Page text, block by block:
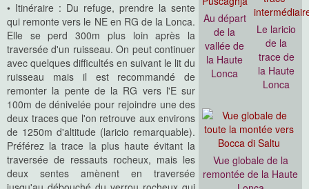
Au départ
de la
vallée de
la Haute
Lonca
Le laricio
de la
trace de
la Haute
Lonca
Vue globale de la
remontée de la Haute
• Itinéraire : Du refuge, prendre la sente
qui remonte vers le NE en RG de la Lonca.
Elle se perd 300m plus loin après la
traversée d'un ruisseau. On peut continuer
avec quelques difficultés en suivant le lit du
ruisseau mais il est recommandé de
remonter la pente de la RG vers l'E sur
100m de dénivelée pour rejoindre une des
deux traces que l'on retrouve aux environs
de 1250m d'altitude (laricio remarquable).
Préférez la trace la plus haute évitant la
traversée de ressauts rocheux, mais les
deux sentes amènent en traversée